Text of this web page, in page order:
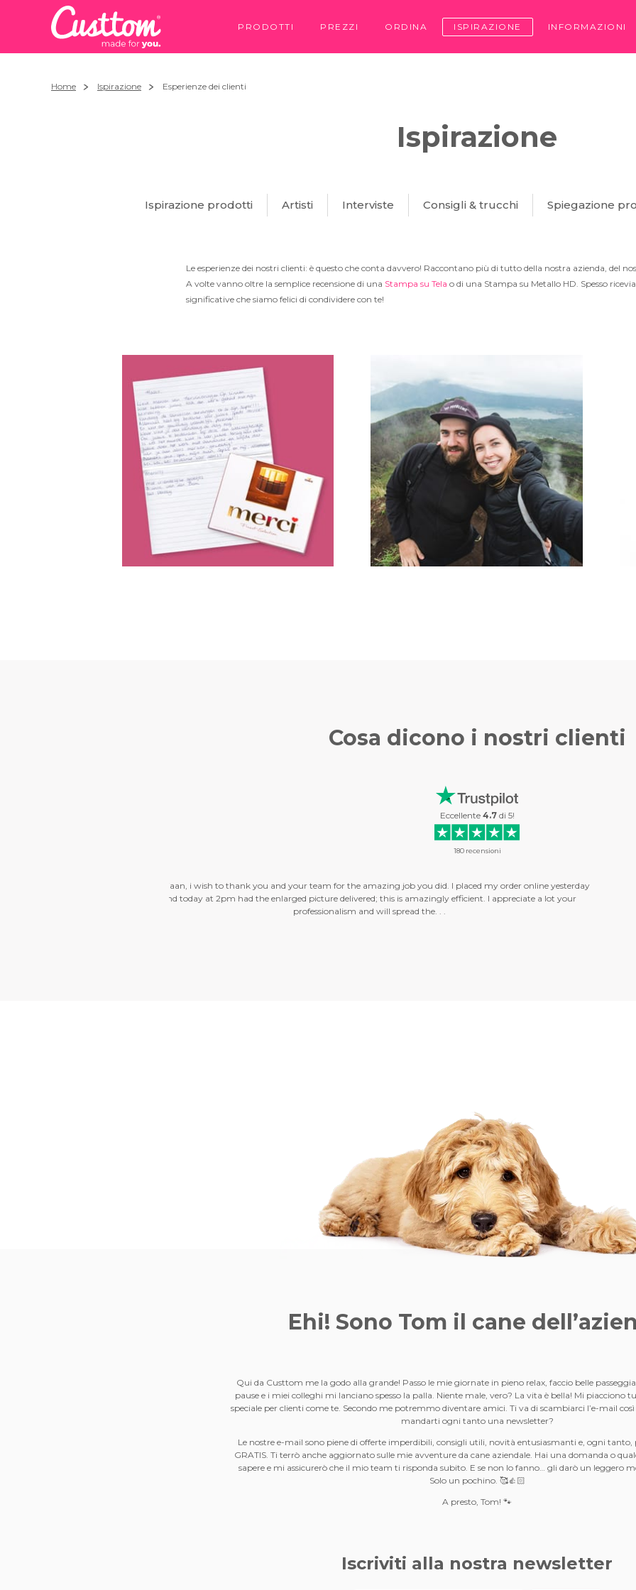
PRODOTTI PREZZI ORDINA ISPIRAZIONE INFORMAZIONI
Home Ispirazione Esperienze dei clienti
Ispirazione
Ispirazione prodotti Artisti Interviste Consigli & trucchi Spiegazione
Le esperienze dei nostri clienti: è questo che conta davvero! Raccontano più di tutto della nostra azienda, del
A volte vanno oltre la semplice recensione di una Stampa su Tela o di una Stampa su Metallo HD. Spesso
significative che siamo felici di condividere con te!
Cosa dicono i nostri clienti
Eccellente 4.7 di 5!
180 recensioni
Just wanted to say that I just recieved my first photo on canvas from you guys. . . and I love
I took while on vacation in New Zealand, and I can't wait to get it up on my wall :) So,
will order more soon! Tommy. . .
Ehi! Sono Tom il cane
Qui da Custtom me la godo alla grande! Passo le mie giornate in pieno relax, faccio belle
pause e i miei colleghi mi lanciano spesso la palla. Niente male, vero? La vita è bella! Mi piacciono
speciale per clienti come te. Secondo me potremmo diventare amici. Ti va di scambiarci l’e-mail
mandarti ogni tanto una newsletter?
Le nostre e-mail sono piene di offerte imperdibili, consigli utili, novità entusiasmanti e, ogni
GRATIS. Ti terrò anche aggiornato sulle mie avventure da cane aziendale. Hai una domanda o
sapere e mi assicurerò che il mio team ti risponda subito. E se non lo fanno… gli darò un leggero
Solo un pochino. 🥰👍🏻
A presto, Tom! 🐾
Iscriviti alla nostra newsletter